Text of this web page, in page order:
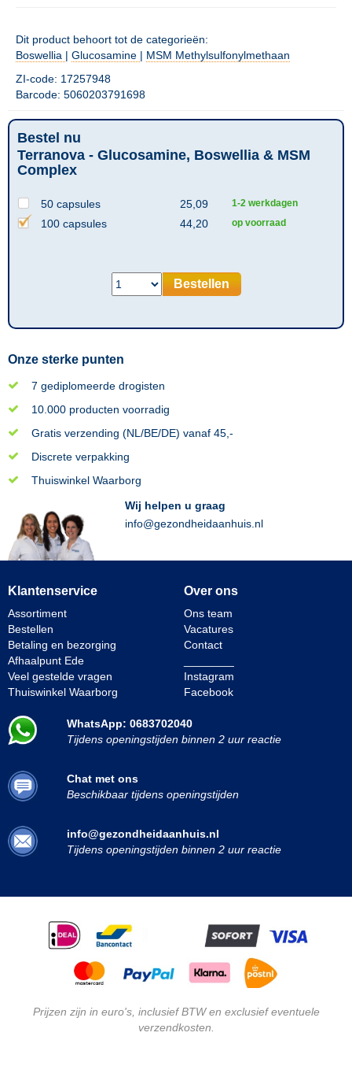
Dit product behoort tot de categorieën:
Boswellia | Glucosamine | MSM Methylsulfonylmethaan
ZI-code: 17257948
Barcode: 5060203791698
Bestel nu
Terranova - Glucosamine, Boswellia & MSM
Complex
50 capsules 25,09 1-2 werkdagen
100 capsules 44,20 op voorraad
Bestellen
Onze sterke punten
7 gediplomeerde drogisten
10.000 producten voorradig
Gratis verzending (NL/BE/DE) vanaf 45,-
Discrete verpakking
Thuiswinkel Waarborg
Wij helpen u graag
info@gezondheidaanhuis.nl
Klantenservice
Assortiment
Bestellen
Betaling en bezorging
Afhaalpunt Ede
Veel gestelde vragen
Thuiswinkel Waarborg
Over ons
Ons team
Vacatures
Contact
Instagram
Facebook
WhatsApp: 0683702040
Tijdens openingstijden binnen 2 uur reactie
Chat met ons
Beschikbaar tijdens openingstijden
info@gezondheidaanhuis.nl
Tijdens openingstijden binnen 2 uur reactie
Prijzen zijn in euro's, inclusief BTW en exclusief eventuele
verzendkosten.